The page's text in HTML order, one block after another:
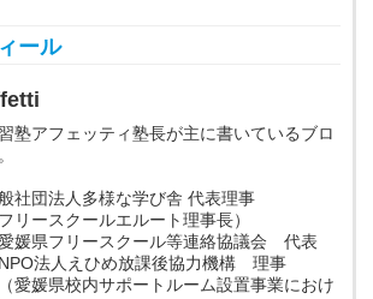
ール
塾アフェッティ塾長が主に書いているブロ
社団法人多様な学び舎 代表理事
フリースクールエルート理事長）
愛媛県フリースクール等連絡協議会 代表
NPO法人えひめ放課後協力機構 理事
（愛媛県校内サポートルーム設置事業におけ